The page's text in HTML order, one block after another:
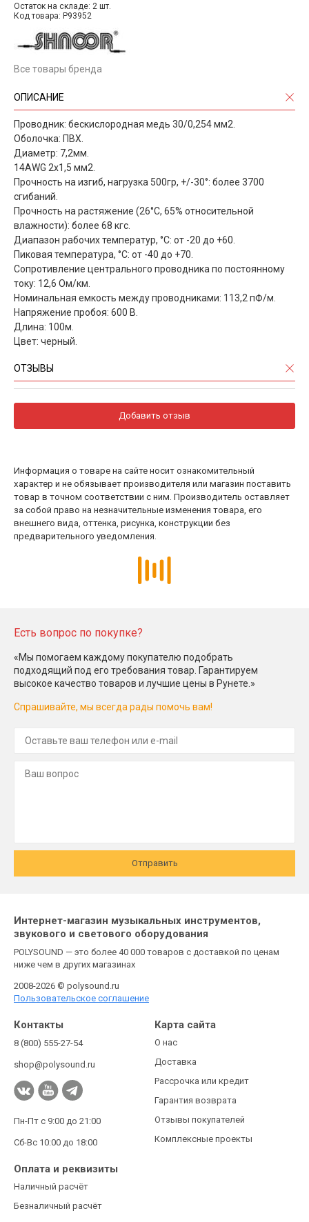
Остаток на складе: 2 шт.
Код товара: P93952
Все товары бренда
ОПИСАНИЕ
Проводник: бескислородная медь 30/0,254 мм2.
Оболочка: ПВХ.
Диаметр: 7,2мм.
14AWG 2x1,5 мм2.
Прочность на изгиб, нагрузка 500гр, +/-30°: более 3700
сгибаний.
Прочность на растяжение (26°C, 65% относительной
влажности): более 68 кгс.
Диапазон рабочих температур, °С: от -20 до +60.
Пиковая температура, °С: от -40 до +70.
Сопротивление центрального проводника по постоянному
току: 12,6 Ом/км.
Номинальная емкость между проводниками: 113,2 пФ/м.
Напряжение пробоя: 600 В.
Длина: 100м.
Цвет: черный.
ОТЗЫВЫ
Добавить отзыв
Информация о товаре на сайте носит ознакомительный
характер и не обязывает производителя или магазин поставить
товар в точном соответствии с ним. Производитель оставляет
за собой право на незначительные изменения товара, его
внешнего вида, оттенка, рисунка, конструкции без
предварительного уведомления.
Есть вопрос по покупке?
«Мы помогаем каждому покупателю подобрать
подходящий под его требования товар. Гарантируем
высокое качество товаров и лучшие цены в Рунете.»
Спрашивайте, мы всегда рады помочь вам!
Отправить
Интернет-магазин музыкальных инструментов,
звукового и светового оборудования
POLYSOUND — это более 40 000 товаров с доставкой по ценам
ниже чем в других магазинах
2008-2026 © polysound.ru
Пользовательское соглашение
Контакты
8 (800) 555-27-54
shop@polysound.ru
Пн-Пт с 9:00 до 21:00
Сб-Вс 10:00 до 18:00
Карта сайта
О нас
Доставка
Рассрочка или кредит
Гарантия возврата
Отзывы покупателей
Комплексные проекты
Оплата и реквизиты
Наличный расчёт
Безналичный расчёт